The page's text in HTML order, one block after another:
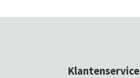
Klantenservice